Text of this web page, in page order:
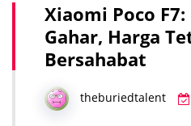
Xiaomi Poco
Gahar, Harga
Bersahabat
theburiedtalent